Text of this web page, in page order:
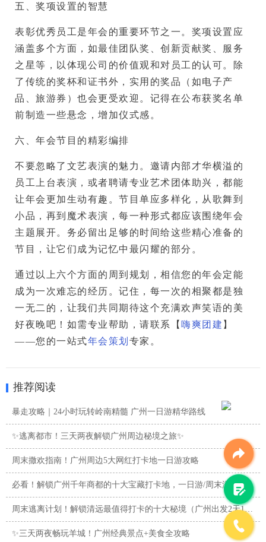
五、奖项设置的智慧
表彰优秀员工是年会的重要环节之一。奖项设置应
涵盖多个方面，如最佳团队奖、创新贡献奖、服务
之星等，以体现公司的价值观和对员工的认可。除
了传统的奖杯和证书外，实用的奖品（如电子产
品、旅游券）也会更受欢迎。记得在公布获奖名单
前制造一些悬念，增加仪式感。
六、年会节目的精彩编排
不要忽略了文艺表演的魅力。邀请内部才华横溢的
员工上台表演，或者聘请专业艺术团体助兴，都能
让年会更加生动有趣。节目单应多样化，从歌舞到
小品，再到魔术表演，每一种形式都应该围绕年会
主题展开。务必留出足够的时间给这些精心准备的
节目，让它们成为记忆中最闪耀的部分。
通过以上六个方面的周到规划，相信您的年会定能
成为一次难忘的经历。记住，每一次的相聚都是独
一无二的，让我们共同期待这个充满欢声笑语的美
好夜晚吧！如需专业帮助，请联系【 嗨爽团建 】
——您的一站式年会策划 专家。
推荐阅读
暴走攻略｜24小时玩转岭南精髓 广州一日游精华路线
✨逃离都市！三天两夜解锁广州周边秘境之旅✨
周末撒欢指南！广州周边5大网红打卡地一日游攻略
必看！解锁广州千年商都的十大宝藏打卡地，一日游/周末游攻略
周末逃离计划！解锁清远最值得打卡的十大秘境（广州出发2天1夜 ...
✨三天两夜畅玩羊城！广州经典景点+美食全攻略